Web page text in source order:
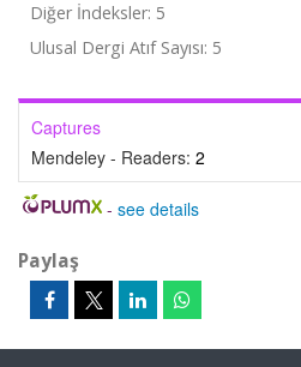
Diğer İndeksler: 5
Ulusal Dergi Atıf Sayısı: 5
Captures
Mendeley - Readers: 2
- see details
Paylaş